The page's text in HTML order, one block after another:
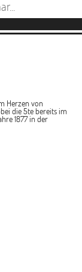
Herzen von
die 5te bereits im
1877 in der